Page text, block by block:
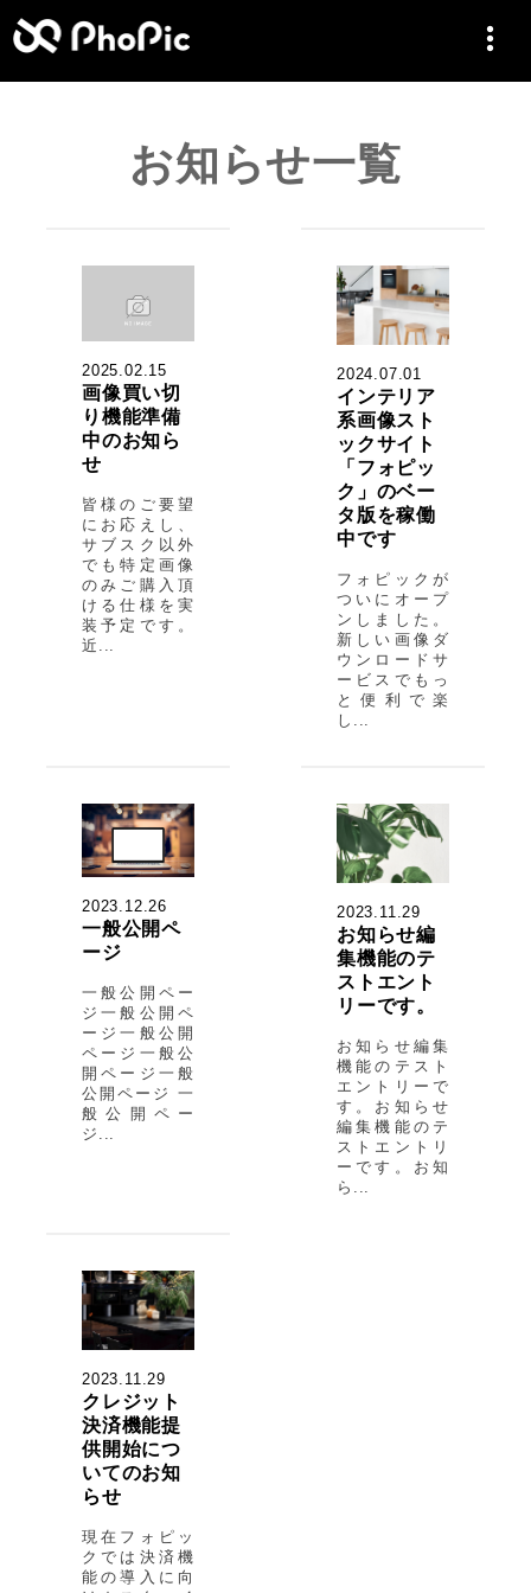
お知らせ一覧
2025.02.15
画像買い切
り機能準備
中のお知ら
せ
皆様のご要望
にお応えし、
サブスク以外
でも特定画像
のみご購入頂
ける仕様を実
装予定です。
近...
2024.07.01
インテリア
系画像スト
ックサイト
「フォピッ
ク」のベー
タ版を稼働
中です
フォピックが
ついにオープ
ンしました。
新しい画像ダ
ウンロードサ
ービスでもっ
と便利で楽
し...
2023.12.26
一般公開ペ
ージ
一般公開ペー
ジ一般公開ペ
ージ一般公開
ページ一般公
開ページ一般
公開ページ 一
般公開ペー
ジ...
2023.11.29
お知らせ編
集機能のテ
ストエント
リーです。
お知らせ編集
機能のテスト
エントリーで
す。お知らせ
編集機能のテ
ストエントリ
ーです。お知
ら...
2023.11.29
クレジット
決済機能提
供開始につ
いてのお知
らせ
現在フォピッ
クでは決済機
能の導入に向